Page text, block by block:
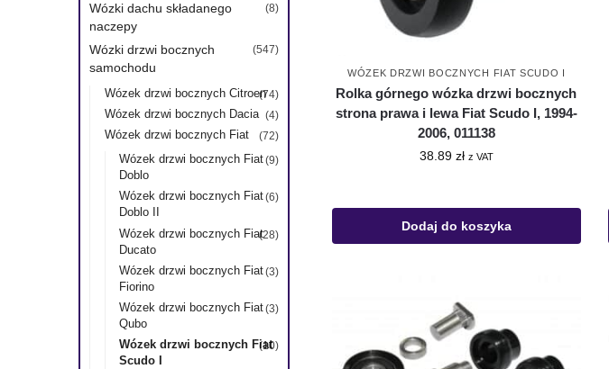
WÓZEK DRZWI BOCZNYCH FIAT SCUDO I
Rolka górnego wózka drzwi bocznych
strona prawa i lewa Fiat Scudo I, 1994-
2006, 011138
38.89 zł z VAT
Dodaj do koszyka
Wózki dachu składanego
naczepy
(8)
Wózki drzwi bocznych
samochodu
(547)
Wózek drzwi bocznych Citroen(74)
Wózek drzwi bocznych Dacia (4)
Wózek drzwi bocznych Fiat (72)
Wózek drzwi bocznych Fiat
Doblo
(9)
Wózek drzwi bocznych Fiat
Doblo II
(6)
Wózek drzwi bocznych Fiat
Ducato
(28)
Wózek drzwi bocznych Fiat
Fiorino
(3)
Wózek drzwi bocznych Fiat
Qubo
(3)
Wózek drzwi bocznych Fiat
Scudo I
(10)